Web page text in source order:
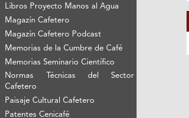
Libros Proyecto Manos al Agua
Magazín Cafetero
Magazín Cafetero Podcast
Memorias de la Cumbre de Café
Memorias Seminario Científico
Normas Técnicas del Sector
Cafetero
Paisaje Cultural Cafetero
Patentes Cenicafé